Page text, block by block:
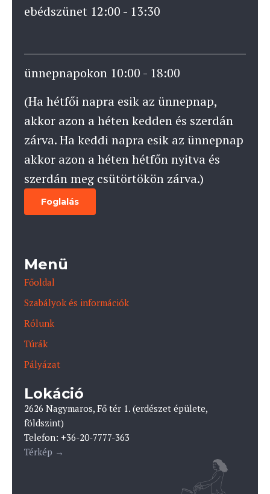
ebédszünet 12:00 - 13:30
ünnepnapokon 10:00 - 18:00
(Ha hétfői napra esik az ünnepnap,
akkor azon a héten kedden és szerdán
zárva. Ha keddi napra esik az ünnepnap
akkor azon a héten hétfőn nyitva és
szerdán meg csütörtökön zárva.)
Foglalás
Menü
Főoldal
Szabályok és információk
Rólunk
Túrák
Pályázat
Lokáció
2626 Nagymaros, Fő tér 1. (erdészet épülete,
földszint)
Telefon: +36-20-7777-363
Térkép →